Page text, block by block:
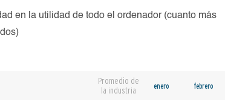
en la utilidad de todo el ordenador (cuanto más
Promedio de
la industria
enero febrero